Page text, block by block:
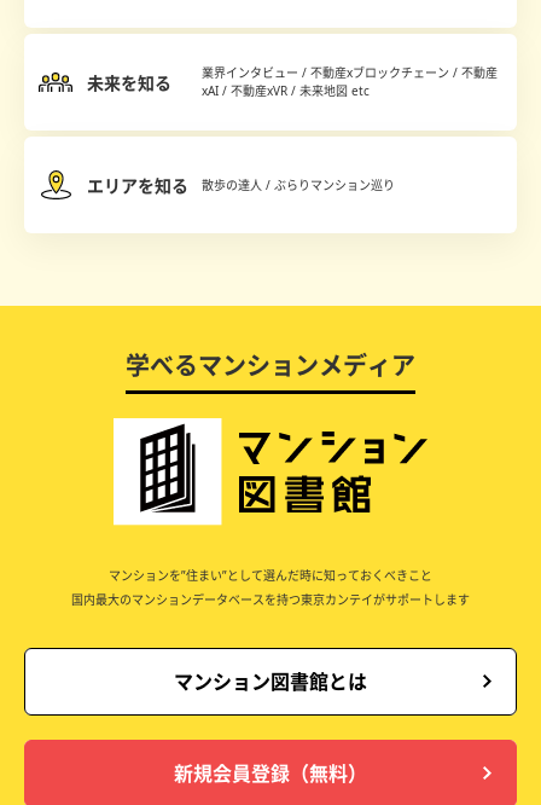
未来を知る
業界インタビュー / 不動産xブロックチェーン / 不動産
xAI / 不動産xVR / 未来地図 etc
エリアを知る 散歩の達人 / ぶらりマンション巡り
学べるマンションメディア
マンションを”住まい”として選んだ時に知っておくべきこと
国内最大のマンションデータベースを持つ東京カンテイがサポートします
マンション図書館とは
新規会員登録（無料）